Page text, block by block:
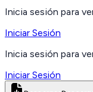
Inicia sesión para
Iniciar Sesión
Inicia sesión para
Iniciar Sesión